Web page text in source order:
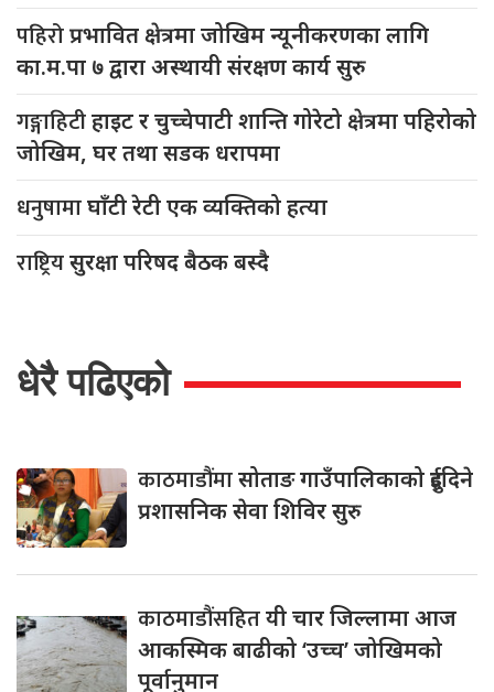
पहिरोप्रभावित क्षेत्रमा जोखिम न्यूनीकरणका लागि
का.म.पा ७ द्वारा अस्थायी संरक्षण कार्य सुरु
गङ्गाहिटीहाइट र चुच्चेपाटी शान्ति गोरेटो क्षेत्रमा पहिरोको
जोखिम, घर तथा सडक धरापमा
धनुषामाघाँटी रेटी एक व्यक्तिको हत्या
राष्ट्रियसुरक्षा परिषद बैठक बस्दै
धेरै पढिएको
काठमाडौंमासोताङ गाउँपालिकाको दुईदिने
प्रशासनिक सेवा शिविर सुरु
काठमाडौंसहितयी चार जिल्लामा आज
आकस्मिक बाढीको ‘उच्च’ जोखिमको
पूर्वानुमान